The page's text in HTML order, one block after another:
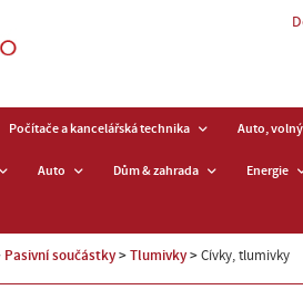
Počítače a kancelářská technika Auto,
Auto Dům & zahrada Energie
Pasivní součástky Tlumivky Cívky, tlumivky